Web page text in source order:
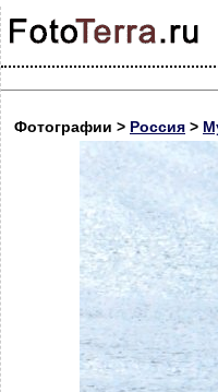
Фотографии > Россия >